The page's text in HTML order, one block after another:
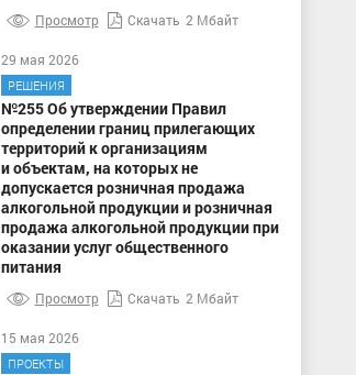
Просмотр Скачать 2 Мбайт
29 мая 2026
РЕШЕНИЯ
№255 Об утверждении Правил
определении границ прилегающих
территорий к организациям
и объектам, на которых не
допускается розничная продажа
алкогольной продукции и розничная
продажа алкогольной продукции при
оказании услуг общественного
питания
Просмотр Скачать 2 Мбайт
15 мая 2026
ПРОЕКТЫ